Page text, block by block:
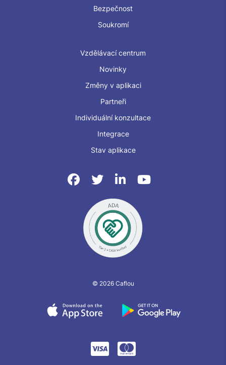
Bezpečnost
Soukromí
Vzdělávací centrum
Novinky
Změny v aplikaci
Partneři
Individuální konzultace
Integrace
Stav aplikace
© 2026 Caflou